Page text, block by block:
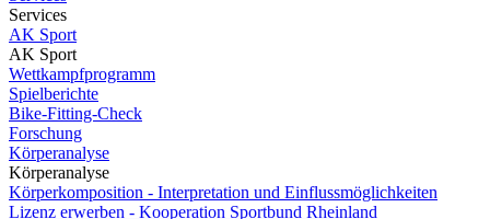
Services
AK Sport
AK Sport
Wettkampfprogramm
Spielberichte
Bike-Fitting-Check
Forschung
Körperanalyse
Körperanalyse
Körperkomposition - Interpretation und Einflussmöglichkeiten
Lizenz erwerben - Kooperation Sportbund Rheinland